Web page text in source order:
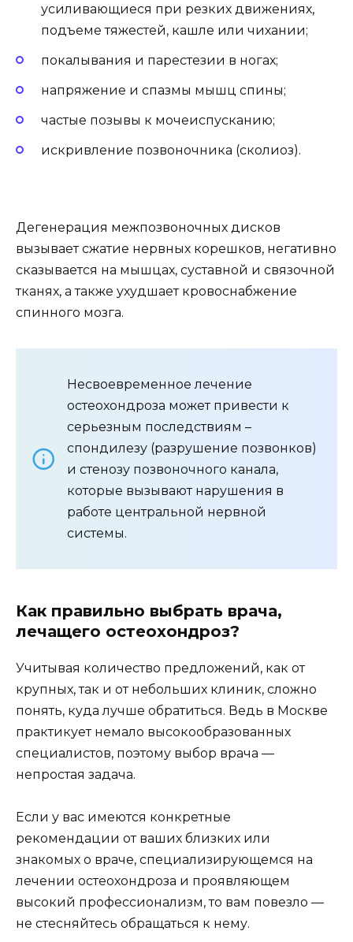
усиливающиеся при резких движениях,
подъеме тяжестей, кашле или чихании;
покалывания и парестезии в ногах;
напряжение и спазмы мышц спины;
частые позывы к мочеиспусканию;
искривление позвоночника (сколиоз).
Дегенерация межпозвоночных дисков
вызывает сжатие нервных корешков, негативно
сказывается на мышцах, суставной и связочной
тканях, а также ухудшает кровоснабжение
спинного мозга.
Несвоевременное лечение
остеохондроза может привести к
серьезным последствиям –
спондилезу (разрушение позвонков)
и стенозу позвоночного канала,
которые вызывают нарушения в
работе центральной нервной
системы.
Как правильно выбрать врача,
лечащего остеохондроз?
Учитывая количество предложений, как от
крупных, так и от небольших клиник, сложно
понять, куда лучше обратиться. Ведь в Москве
практикует немало высокообразованных
специалистов, поэтому выбор врача —
непростая задача.
Если у вас имеются конкретные
рекомендации от ваших близких или
знакомых о враче, специализирующемся на
лечении остеохондроза и проявляющем
высокий профессионализм, то вам повезло —
не стесняйтесь обращаться к нему.